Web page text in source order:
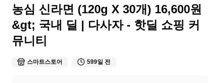
농심 신라면 (120g X 30개) 16,600원
&gt; 국내 딜 | 다사자 - 핫딜 쇼핑 커
뮤니티
스마트스토어 599일 전